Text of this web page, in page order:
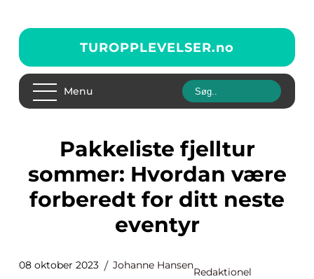
TUROPPLEVELSER.no
Menu
Pakkeliste fjelltur
sommer: Hvordan være
forberedt for ditt neste
eventyr
08 oktober 2023 Johanne Hansen
Redaktionel